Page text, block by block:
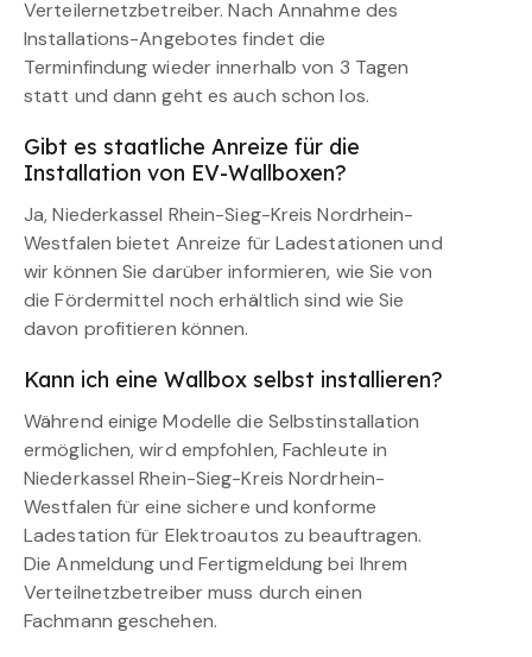
Verteilernetzbetreiber. Nach Annahme des
Installations-Angebotes findet die
Terminfindung wieder innerhalb von 3 Tagen
statt und dann geht es auch schon los.
Gibt es staatliche Anreize für die
Installation von EV-Wallboxen?
Ja, Niederkassel Rhein-Sieg-Kreis Nordrhein-
Westfalen bietet Anreize für Ladestationen und
wir können Sie darüber informieren, wie Sie von
die Fördermittel noch erhältlich sind wie Sie
davon profitieren können.
Kann ich eine Wallbox selbst installieren?
Während einige Modelle die Selbstinstallation
ermöglichen, wird empfohlen, Fachleute in
Niederkassel Rhein-Sieg-Kreis Nordrhein-
Westfalen für eine sichere und konforme
Ladestation für Elektroautos zu beauftragen.
Die Anmeldung und Fertigmeldung bei Ihrem
Verteilnetzbetreiber muss durch einen
Fachmann geschehen.